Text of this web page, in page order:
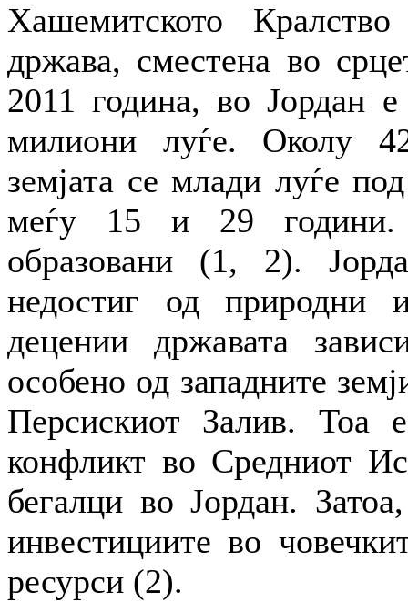
Хашемитското
држава, сместена во
2011 година, во Јордан
милиони луѓе. Околу
земјата се млади луѓе
меѓу 15 и 29 години.
образовани (1, 2).
недостиг од природни
децении државата
особено од западните
Персискиот Залив. Тоа
конфликт во Средниот
бегалци во Јордан.
инвестициите во
ресурси (2).